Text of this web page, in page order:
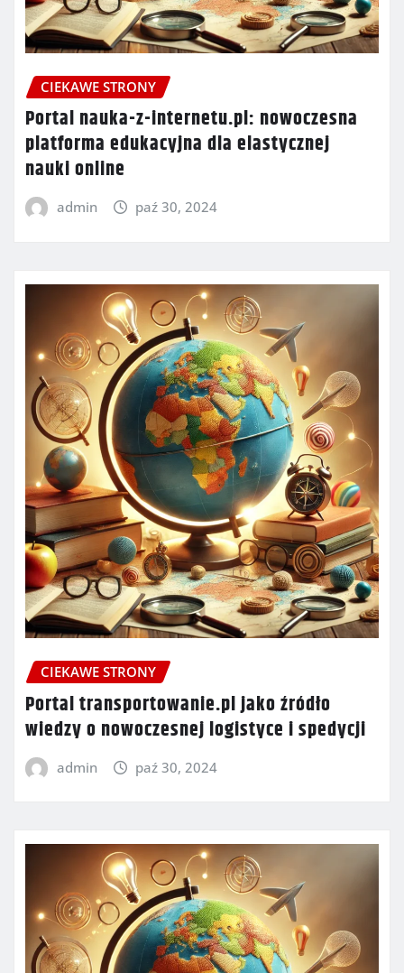
CIEKAWE STRONY
Portal nauka-z-internetu.pl: nowoczesna
platforma edukacyjna dla elastycznej
nauki online
admin paź 30, 2024
CIEKAWE STRONY
Portal transportowanie.pl jako źródło
wiedzy o nowoczesnej logistyce i spedycji
admin paź 30, 2024